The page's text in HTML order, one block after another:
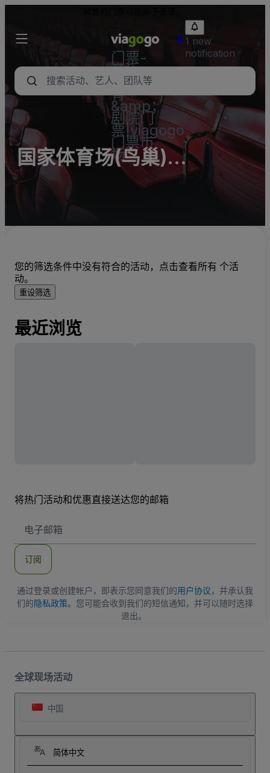
门票-
音乐
会，体
育
&amp；
剧院门
票|viagogo
门票市
场
1 new
notification
国家体育场(鸟巢)
(InActive)
您的筛选条件中没有符合的活动，点击查看所有 个活
动。
重设筛选
最近浏览
将热门活动和优惠直接送达您的邮箱
子
地
订阅
通过登录或创建帐户，即表示您同意我们的用户协议，并承认我
们的隐私政策。您可能会收到我们的短信通知，并可以随时选择
退出。
全球现场活动
中国
简体中文